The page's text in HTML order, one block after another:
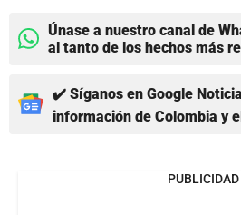
Únase a nuestro canal de
al tanto de los hechos más
✔️ Síganos en Google
información de Colombia y
PUBLICIDAD